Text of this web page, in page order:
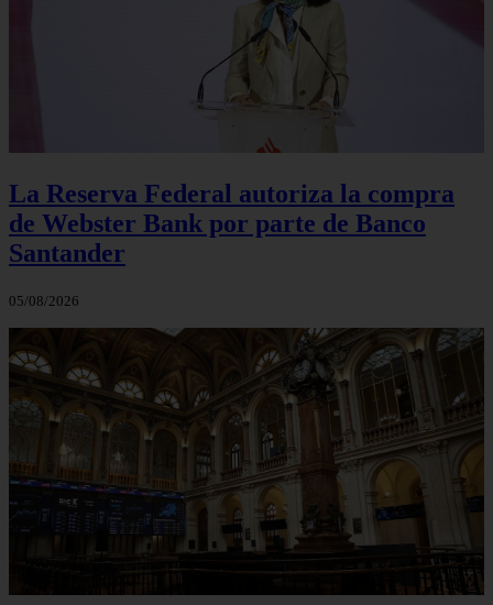
La Reserva Federal autoriza la compra
de Webster Bank por parte de Banco
Santander
05/08/2026